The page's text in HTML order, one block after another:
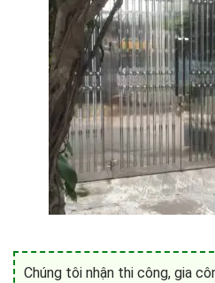
Chúng tôi nhận thi công, gia